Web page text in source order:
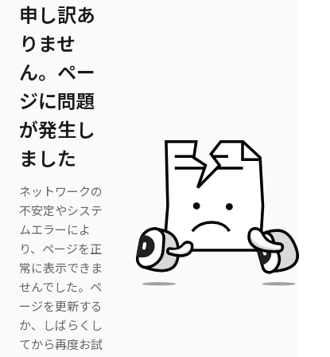
申し訳あ
りませ
ん。ペー
ジに問題
が発生し
ました
ネットワークの
不安定やシステ
ムエラーによ
り、ページを正
常に表示できま
せんでした。ペ
ージを更新する
か、しばらくし
てから再度お試